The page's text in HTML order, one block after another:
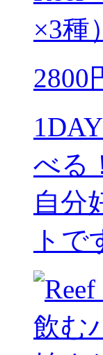
×3種）
2800
べる
自分
トで